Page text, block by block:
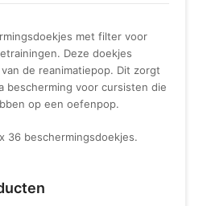
met filter voor
Deze doekjes
de reanimatiepop. Dit zorgt
bescherming voor cursisten die
op een oefenpop.
36 beschermingsdoekjes.